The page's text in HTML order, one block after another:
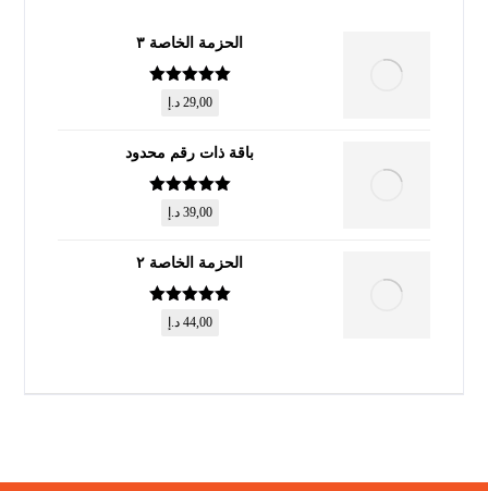
الحزمة الخاصة ٣
تم التقييم
من 5
29,00 د.إ
باقة ذات رقم محدود
تم التقييم
من 5
39,00 د.إ
الحزمة الخاصة ٢
تم التقييم
من 5
44,00 د.إ